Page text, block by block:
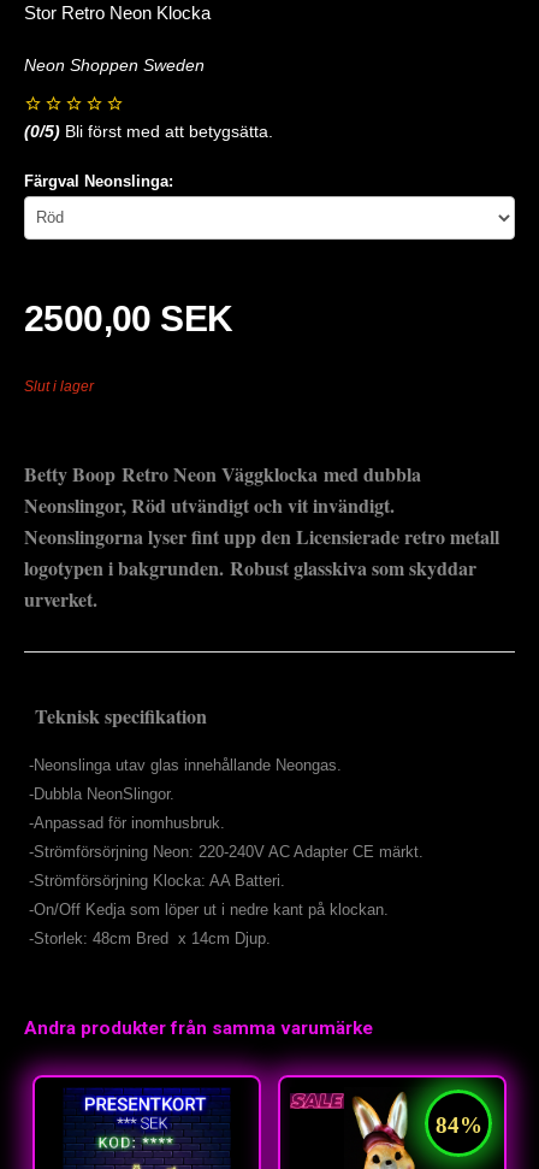
Stor Retro Neon Klocka
Neon Shoppen Sweden
(0/5) Bli först med att betygsätta.
Färgval Neonslinga:
2500,00 SEK
Slut i lager
Betty Boop Retro Neon Väggklocka med dubbla
Neonslingor, Röd utvändigt och vit invändigt.
Neonslingorna lyser fint upp den Licensierade retro metall
logotypen i bakgrunden. Robust glasskiva som skyddar
urverket.
Teknisk specifikation
-Neonslinga utav glas innehållande Neongas.
-Dubbla NeonSlingor.
-Anpassad för inomhusbruk.
-Strömförsörjning Neon: 220-240V AC Adapter CE märkt.
-Strömförsörjning Klocka: AA Batteri.
-On/Off Kedja som löper ut i nedre kant på klockan.
-Storlek: 48cm Bred x 14cm Djup.
Andra produkter från samma varumärke